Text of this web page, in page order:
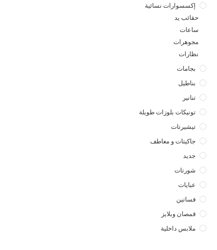
إكسسوارات نسائية
حقائب يد
ساعات
مجوهرات
نظارات
بجامات
بناطيل
تنانير
تونيكات بلوزات طويلة
تيشيرتات
جاكيتات و معاطف
جديد
شورتات
عبايات
فساتين
قمصان وبلايز
ملابس داخلية